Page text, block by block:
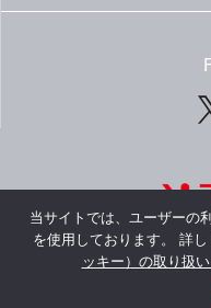
© Mitsubishi
当サイトでは、ユーザーの
を使用しております。 詳
ッキー）の取り扱